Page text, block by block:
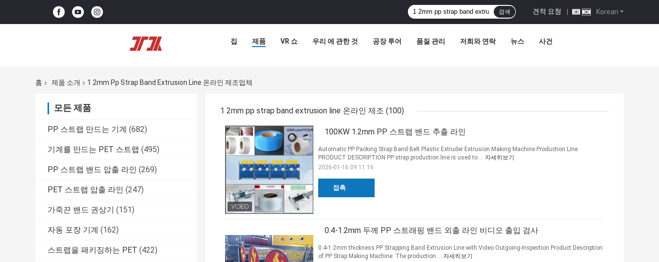
Korean
견적 요청 |
검색
집 제품 VR 쇼 우리 에 관한 것 공장 투어 품질 관리 저희와 연락 뉴스 사건
홈 제품 소개 1 2mm Pp Strap Band Extrusion Line 온라인 제조업체
모든 제품
PP 스트랩 만드는 기계 (682)
기계를 만드는 PET 스트랩 (495)
PP 스트랩 밴드 압출 라인 (269)
PET 스트랩 압출 라인 (247)
가죽끈 밴드 권상기 (151)
자동 포장 기계 (162)
스트랩을 패키징하는 PET (422)
1 2mm pp strap band extrusion line 온라인 제조 (100)
100KW 1.2mm PP 스트랩 밴드 추출 라인
접촉
Automatic PP Packing Strap Band Belt Plastic Extruder Extrusion Making Machine Production Line
PRODUCT DESCRIPTION PP strap production line is used to ... 자세히보기
2026-01-16 09:11:16
0.4-1.2mm 두께 PP 스트래핑 밴드 외출 라인 비디오 출입 검사
0.4-1.2mm thickness PP Strapping Band Extrusion Line with Video Outgoing-Inspection Product Description
of PP Strap Making Machine: The production ... 자세히보기